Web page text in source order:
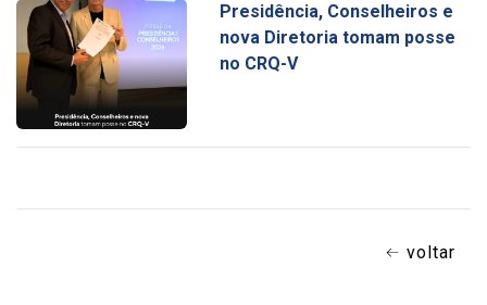
Presidência, Conselheiros e
nova Diretoria tomam posse
no CRQ-V
voltar